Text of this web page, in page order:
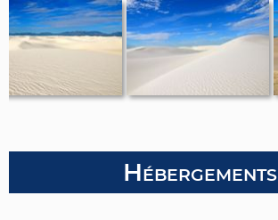
Hébergements